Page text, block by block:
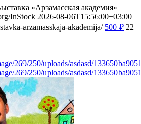
«Арзамасская академия»
InStock 2026-08-06T15:56:00+03:00
arzamasskaja-akademija/ 500 ₽ 22
269/250/uploads/asdasd/
269/250/uploads/asdasd/